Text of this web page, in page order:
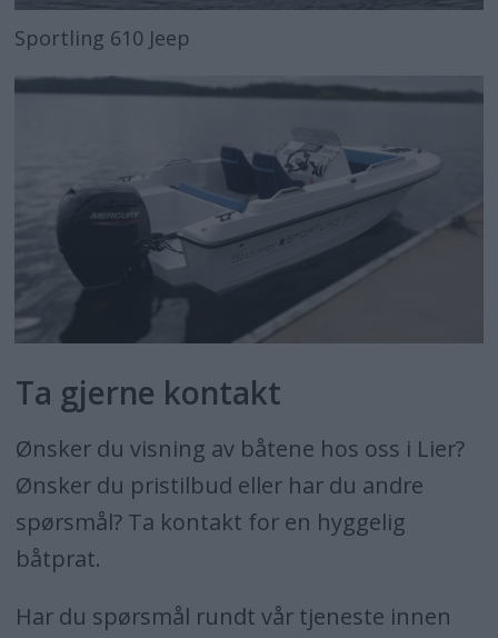
Sportling 610 Jeep
Ta gjerne kontakt
Ønsker du visning av båtene hos oss i Lier?
Ønsker du pristilbud eller har du andre
spørsmål? Ta kontakt for en hyggelig
båtprat.
Har du spørsmål rundt vår tjeneste innen